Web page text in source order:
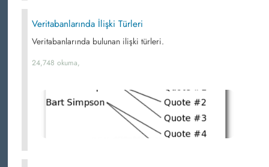
Veritabanlarında İlişki Türleri
Veritabanlarında bulunan ilişki türleri.
24,748 okuma,